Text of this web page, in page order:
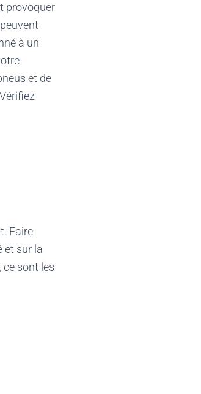
provoquer
à un
et de
Faire
et sur la
ce sont les